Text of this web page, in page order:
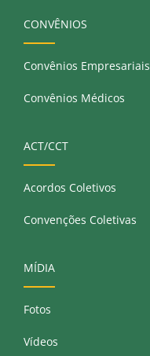
CONVÊNIOS
Convênios Empresariais
Convênios Médicos
ACT/CCT
Acordos Coletivos
Convenções Coletivas
MÍDIA
Fotos
Vídeos